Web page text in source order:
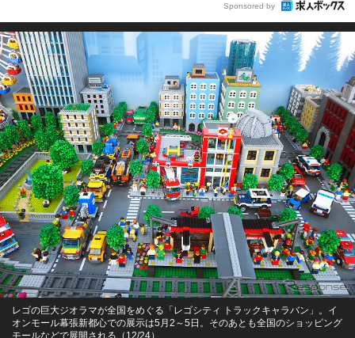
Sponsored by
レゴの巨大ジオラマが全国をめぐる「レゴシティ トラックキャラバン」。イ
オンモール幕張新都心での展示は5月2～5日。そのあとも全国のショッピング
モールなどで展開される（12/24）